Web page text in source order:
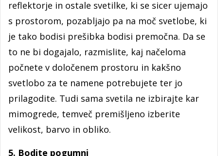
reflektorje in ostale svetilke, ki se sicer ujemajo
s prostorom, pozabljajo pa na moč svetlobe, ki
je tako bodisi prešibka bodisi premočna. Da se
to ne bi dogajalo, razmislite, kaj načeloma
počnete v določenem prostoru in kakšno
svetlobo za te namene potrebujete ter jo
prilagodite. Tudi sama svetila ne izbirajte kar
mimogrede, temveč premišljeno izberite
velikost, barvo in obliko.
5. Bodite pogumni